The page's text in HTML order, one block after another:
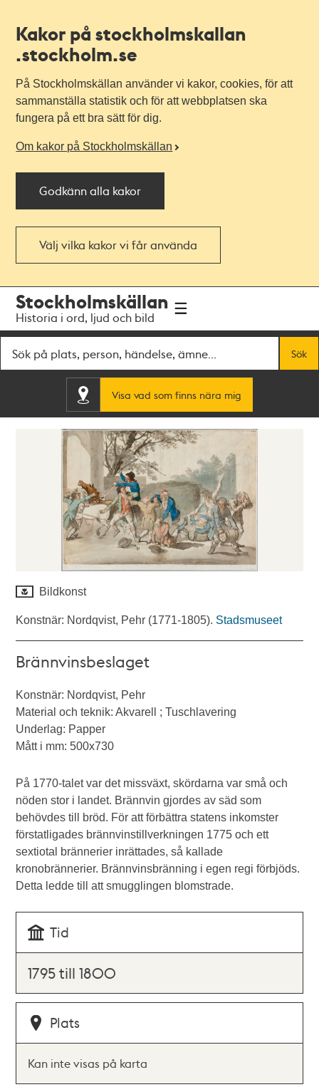
Kakor på stockholmskallan
.stockholm.se
På Stockholmskällan använder vi kakor, cookies, för att
sammanställa statistik och för att webbplatsen ska
fungera på ett bra sätt för dig.
Om kakor på Stockholmskällan
Godkänn alla kakor
Välj vilka kakor vi får använda
navigationen
huvudinnehållet
Stockholmskällan
Historia i ord, ljud och bild
Sök
Visa vad som finns nära mig
Bildkonst
Konstnär: Nordqvist, Pehr (1771-1805). Stadsmuseet
Brännvinsbeslaget
Konstnär: Nordqvist, Pehr
Material och teknik: Akvarell ; Tuschlavering
Underlag: Papper
Mått i mm: 500x730
På 1770-talet var det missväxt, skördarna var små och
nöden stor i landet. Brännvin gjordes av säd som
behövdes till bröd. För att förbättra statens inkomster
förstatligades brännvinstillverkningen 1775 och ett
sextiotal brännerier inrättades, så kallade
kronobrännerier. Brännvinsbränning i egen regi förbjöds.
Detta ledde till att smugglingen blomstrade.
Tid
1795 till 1800
Plats
Kan inte visas på karta